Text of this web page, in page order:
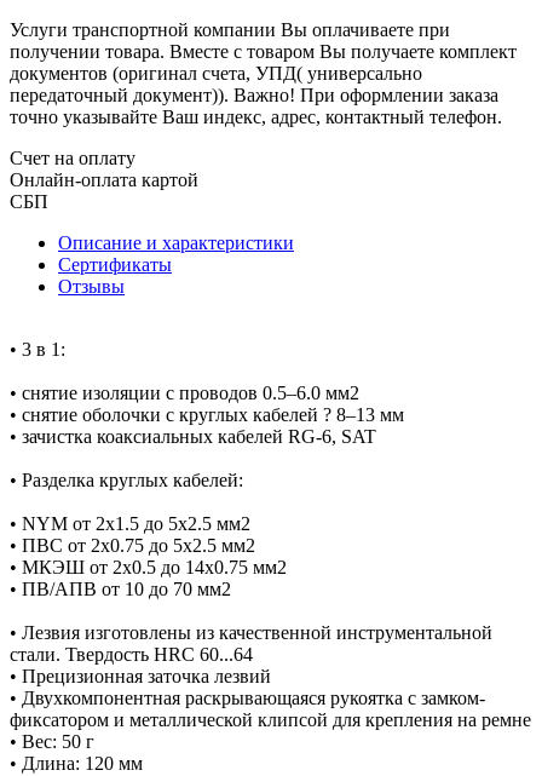
Услуги транспортной компании Вы оплачиваете при
получении товара. Вместе с товаром Вы получаете комплект
документов (оригинал счета, УПД( универсально
передаточный документ)). Важно! При оформлении заказа
точно указывайте Ваш индекс, адрес, контактный телефон.
Счет на оплату
Онлайн-оплата картой
СБП
Описание и характеристики
Сертификаты
Отзывы
• 3 в 1:
• снятие изоляции с проводов 0.5–6.0 мм2
• снятие оболочки с круглых кабелей ? 8–13 мм
• зачистка коаксиальных кабелей RG-6, SAT
• Разделка круглых кабелей:
• NYM от 2х1.5 до 5х2.5 мм2
• ПВС от 2х0.75 до 5х2.5 мм2
• МКЭШ от 2х0.5 до 14х0.75 мм2
• ПВ/АПВ от 10 до 70 мм2
• Лезвия изготовлены из качественной инструментальной
стали. Твердость HRC 60...64
• Прецизионная заточка лезвий
• Двухкомпонентная раскрывающаяся рукоятка с замком-
фиксатором и металлической клипсой для крепления на ремне
• Вес: 50 г
• Длина: 120 мм